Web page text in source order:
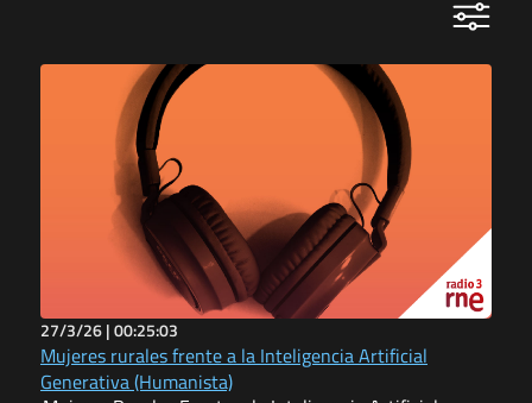
27/3/26 |00:25:03
Mujeres rurales frente a la Inteligencia Artificial
Generativa (Humanista)